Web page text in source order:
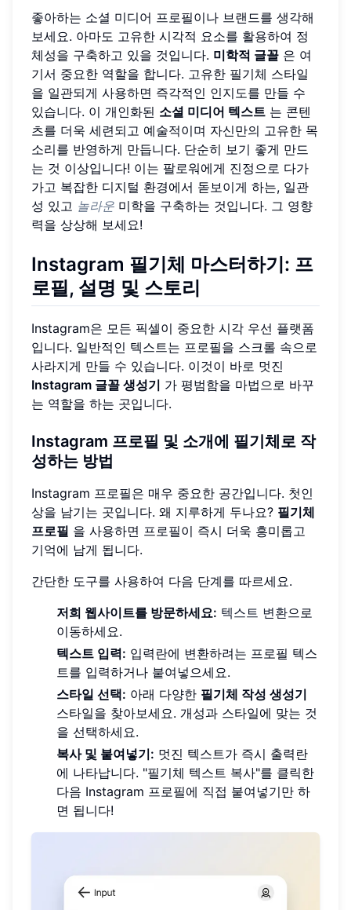
좋아하는 소셜 미디어 프로필이나 브랜드를 생각해
보세요. 아마도 고유한 시각적 요소를 활용하여 정
체성을 구축하고 있을 것입니다. 미학적 글꼴 은 여
기서 중요한 역할을 합니다. 고유한 필기체 스타일
을 일관되게 사용하면 즉각적인 인지도를 만들 수
있습니다. 이 개인화된 소셜 미디어 텍스트 는 콘텐
츠를 더욱 세련되고 예술적이며 자신만의 고유한 목
소리를 반영하게 만듭니다. 단순히 보기 좋게 만드
는 것 이상입니다! 이는 팔로워에게 진정으로 다가
가고 복잡한 디지털 환경에서 돋보이게 하는, 일관
성 있고 놀라운 미학을 구축하는 것입니다. 그 영향
력을 상상해 보세요!
Instagram 필기체 마스터하기: 프
로필, 설명 및 스토리
Instagram은 모든 픽셀이 중요한 시각 우선 플랫폼
입니다. 일반적인 텍스트는 프로필을 스크롤 속으로
사라지게 만들 수 있습니다. 이것이 바로 멋진
Instagram 글꼴 생성기 가 평범함을 마법으로 바꾸
는 역할을 하는 곳입니다.
Instagram 프로필 및 소개에 필기체로 작
성하는 방법
Instagram 프로필은 매우 중요한 공간입니다. 첫인
상을 남기는 곳입니다. 왜 지루하게 두나요? 필기체
프로필 을 사용하면 프로필이 즉시 더욱 흥미롭고
기억에 남게 됩니다.
간단한 도구를 사용하여 다음 단계를 따르세요.
저희 웹사이트를 방문하세요: 텍스트 변환으로
이동하세요.
텍스트 입력: 입력란에 변환하려는 프로필 텍스
트를 입력하거나 붙여넣으세요.
스타일 선택: 아래 다양한 필기체 작성 생성기
스타일을 찾아보세요. 개성과 스타일에 맞는 것
을 선택하세요.
복사 및 붙여넣기: 멋진 텍스트가 즉시 출력란
에 나타납니다. "필기체 텍스트 복사"를 클릭한
다음 Instagram 프로필에 직접 붙여넣기만 하
면 됩니다!